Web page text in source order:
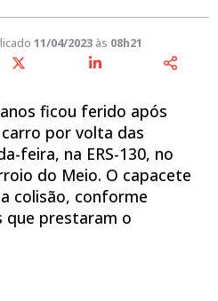
11/04/2023às 08h21
ficou ferido após
por volta das
feira, na ERS-130, no
do Meio. O capacete
colisão, conforme
que prestaram o